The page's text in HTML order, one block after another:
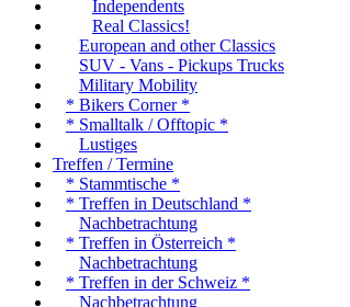
Independents
Real Classics!
European and other Classics
SUV - Vans - Pickups Trucks
Military Mobility
* Bikers Corner *
* Smalltalk / Offtopic *
Lustiges
Treffen / Termine
* Stammtische *
* Treffen in Deutschland *
Nachbetrachtung
* Treffen in Österreich *
Nachbetrachtung
* Treffen in der Schweiz *
Nachbetrachtung